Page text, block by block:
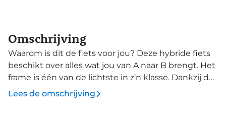
Omschrijving
Waarom is dit de fiets voor jou? Deze hybride fiets
beschikt over alles wat jou van A naar B brengt. Het
frame is één van de lichtste in z’n klasse. Dankzij de
beproefde toergeometrie leg je er vlot maar
comfortabel vele kilometers mee af. Met deze fiets
Lees de omschrijving